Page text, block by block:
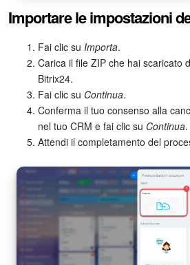
ACCEDI
Importare le impostazioni
Fai clic su Importa.
Carica il file ZIP che hai scaricato
Bitrix24.
Fai clic su Continua.
Conferma il tuo consenso alla
nel tuo CRM e fai clic su Continua.
Attendi il completamento del